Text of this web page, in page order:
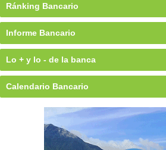
Ránking Bancario
Informe Bancario
Lo + y lo - de la banca
Calendario Bancario